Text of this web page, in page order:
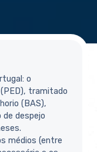
o
tramitado
(BAS),
despejo
médios (entre